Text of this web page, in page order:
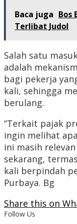
Baca juga Bos
Terlibat Judol
Salah satu
adalah
bagi pekerja
kali, sehingga
berulang.
“Terkait pajak
ingin melihat
ini masih
sekarang,
kali berpindah
Purbaya. Bg
Share this on
Follow Us